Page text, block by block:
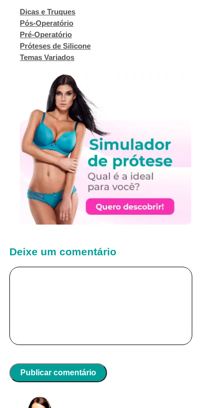
Dicas e Truques
Pós-Operatório
Pré-Operatório
Próteses de Silicone
Temas Variados
Deixe um comentário